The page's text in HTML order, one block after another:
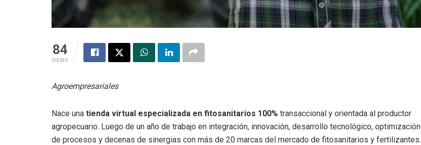
84
VIEWS
Agroempresariales
Nace una tienda virtual especializada en fitosanitarios 100% transaccional y orientada al productor
agropecuario. Luego de un año de trabajo en integración, innovación, desarrollo tecnológico, optimización
de procesos y decenas de sinergias con más de 20 marcas del mercado de fitosanitarios y fertilizantes.